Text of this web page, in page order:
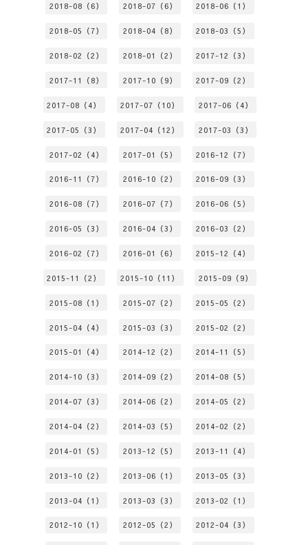
2018-08（6） 2018-07（6） 2018-06（1）
2018-05（7） 2018-04（8） 2018-03（5）
2018-02（2） 2018-01（2） 2017-12（3）
2017-11（8） 2017-10（9） 2017-09（2）
2017-08（4） 2017-07（10） 2017-06（4）
2017-05（3） 2017-04（12） 2017-03（3）
2017-02（4） 2017-01（5） 2016-12（7）
2016-11（7） 2016-10（2） 2016-09（3）
2016-08（7） 2016-07（7） 2016-06（5）
2016-05（3） 2016-04（3） 2016-03（2）
2016-02（7） 2016-01（6） 2015-12（4）
2015-11（2） 2015-10（11） 2015-09（9）
2015-08（1） 2015-07（2） 2015-05（2）
2015-04（4） 2015-03（3） 2015-02（2）
2015-01（4） 2014-12（2） 2014-11（5）
2014-10（3） 2014-09（2） 2014-08（5）
2014-07（3） 2014-06（2） 2014-05（2）
2014-04（2） 2014-03（5） 2014-02（2）
2014-01（5） 2013-12（5） 2013-11（4）
2013-10（2） 2013-06（1） 2013-05（3）
2013-04（1） 2013-03（3） 2013-02（1）
2012-10（1） 2012-05（2） 2012-04（3）